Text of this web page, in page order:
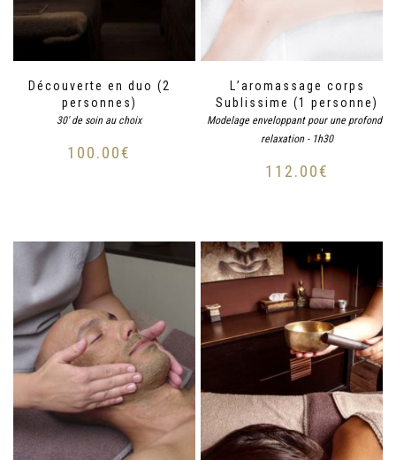
Découverte en duo (2
personnes)
30' de soin au choix
100.00€
L’aromassage corps
Sublissime (1 personne)
Modelage enveloppant pour une profonde
relaxation - 1h30
112.00€